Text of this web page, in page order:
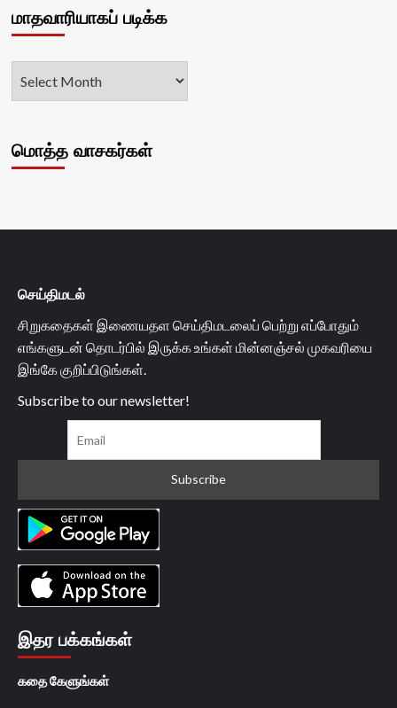
மாதவாரியாகப் படிக்க
மொத்த வாசகர்கள்
செய்திமடல்
சிறுகதைகள் இணையதள செய்திமடலைப் பெற்று எப்போதும்
எங்களுடன் தொடர்பில் இருக்க உங்கள் மின்னஞ்சல் முகவரியை
இங்கே குறிப்பிடுங்கள்.
Subscribe to our newsletter!
இதர பக்கங்கள்
கதை கேளுங்கள்